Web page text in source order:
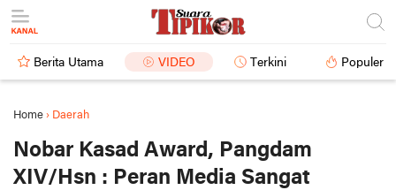
Berita Utama VIDEO Terkini Populer
Home › Daerah
Nobar Kasad Award, Pangdam
XIV/Hsn : Peran Media Sangat